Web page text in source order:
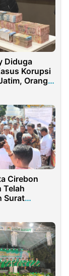
Diduga
Korupsi
Orang
Cirebon
Telah
Surat